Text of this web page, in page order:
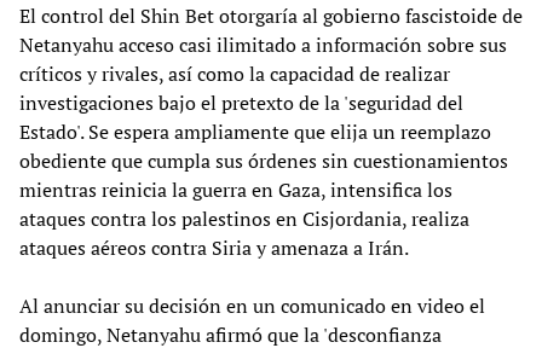
El control del Shin Bet otorgaría al gobierno fascistoide de
Netanyahu acceso casi ilimitado a información sobre sus
críticos y rivales, así como la capacidad de realizar
investigaciones bajo el pretexto de la 'seguridad del
Estado'. Se espera ampliamente que elija un reemplazo
obediente que cumpla sus órdenes sin cuestionamientos
mientras reinicia la guerra en Gaza, intensifica los
ataques contra los palestinos en Cisjordania, realiza
ataques aéreos contra Siria y amenaza a Irán.
Al anunciar su decisión en un comunicado en video el
domingo, Netanyahu afirmó que la 'desconfianza